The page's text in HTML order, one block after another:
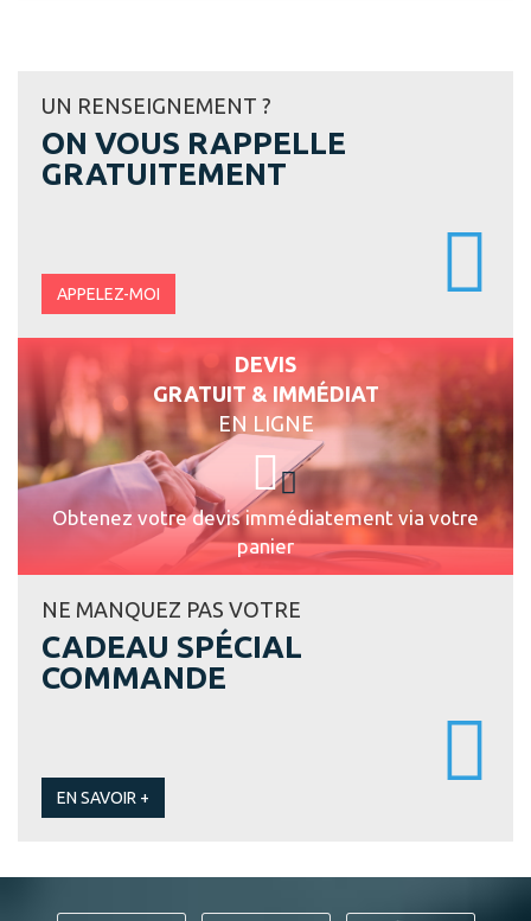
UN RENSEIGNEMENT ?
ON VOUS RAPPELLE
GRATUITEMENT
APPELEZ-MOI
DEVIS
GRATUIT & IMMÉDIAT
EN LIGNE
Obtenez votre devis immédiatement via votre
panier
NE MANQUEZ PAS VOTRE
CADEAU SPÉCIAL
COMMANDE
EN SAVOIR +